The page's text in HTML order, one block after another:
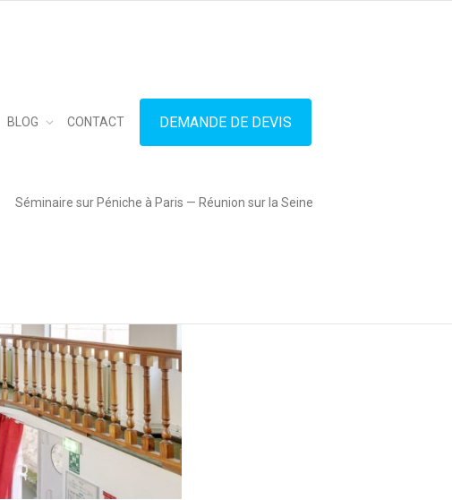
BLOG CONTACT DEMANDE DE DEVIS
Séminaire sur Péniche à Paris — Réunion sur la Seine